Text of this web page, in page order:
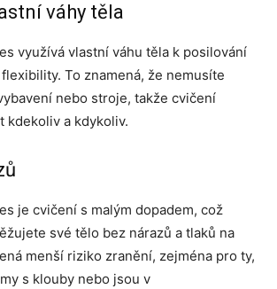
váhy těla
využívá vlastní váhu těla k posilování
To znamená, že nemusíte
nebo stroje, takže cvičení
kdekoliv a kdykoliv.
je cvičení s malým dopadem, což
své tělo bez nárazů a tlaků na
menší riziko zranění, zejména pro ty,
s klouby nebo jsou v